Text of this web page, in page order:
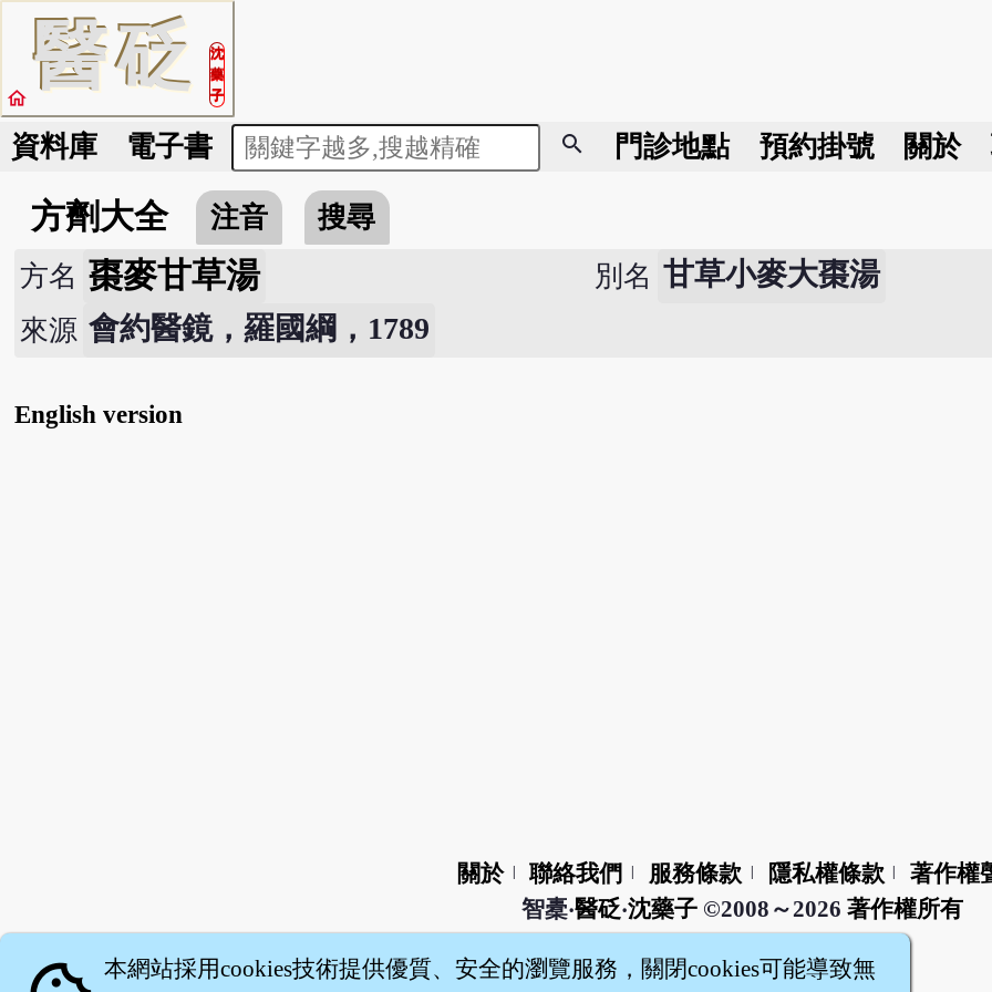
醫砭
沈
藥
子
home
資料庫 電子書 search 門診地點 預約掛號 關於
方劑大全 注音
搜尋
方名 棗麥甘草湯 別名 甘草小麥大棗湯
來源 會約醫鏡，羅國綱，1789
English version
關於 聯絡我們 服務條款 隱私權條款
著作權
智橐‧醫砭‧沈藥子©2008～2026 著作權所有
本網站採用cookies技術提供優質、安全的瀏覽服務，關閉cookies可能導致無